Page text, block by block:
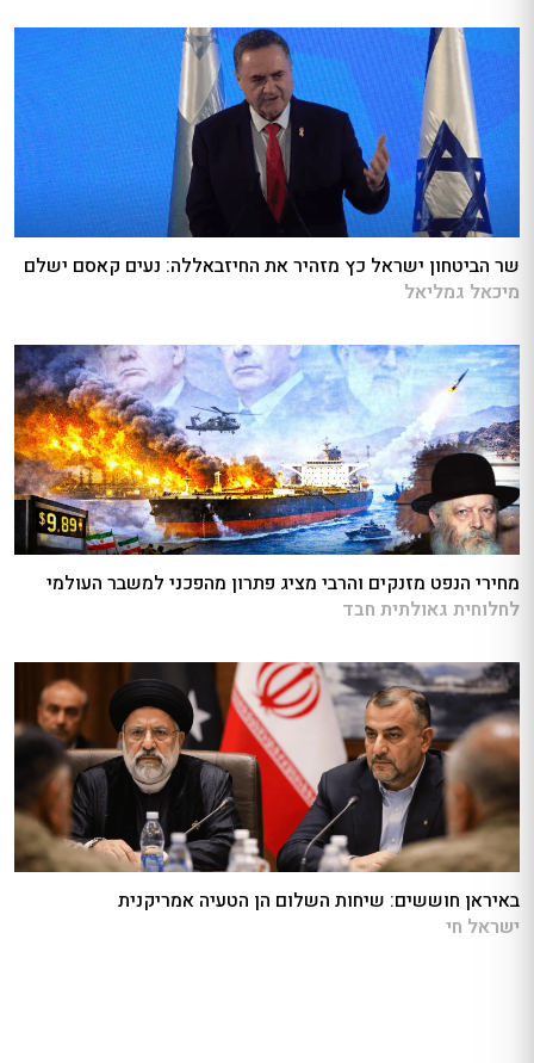
שר הביטחון ישראל כץ מזהיר את החיזבאללה: נעים קאסם ישלם
מיכאל גמליאל
מחירי הנפט מזנקים והרבי מציג פתרון מהפכני למשבר העולמי
לחלוחית גאולתית חבד
באיראן חוששים: שיחות השלום הן הטעיה אמריקנית
ישראל חי